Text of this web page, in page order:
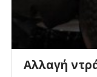
Aλλαγή